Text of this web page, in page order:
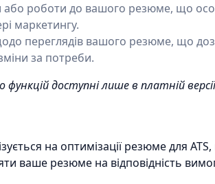
або роботи до вашого резюме, що
маркетингу.
переглядів вашого резюме, що
за потреби.
доступні лише в платній
на оптимізації резюме для
ваше резюме на відповідність